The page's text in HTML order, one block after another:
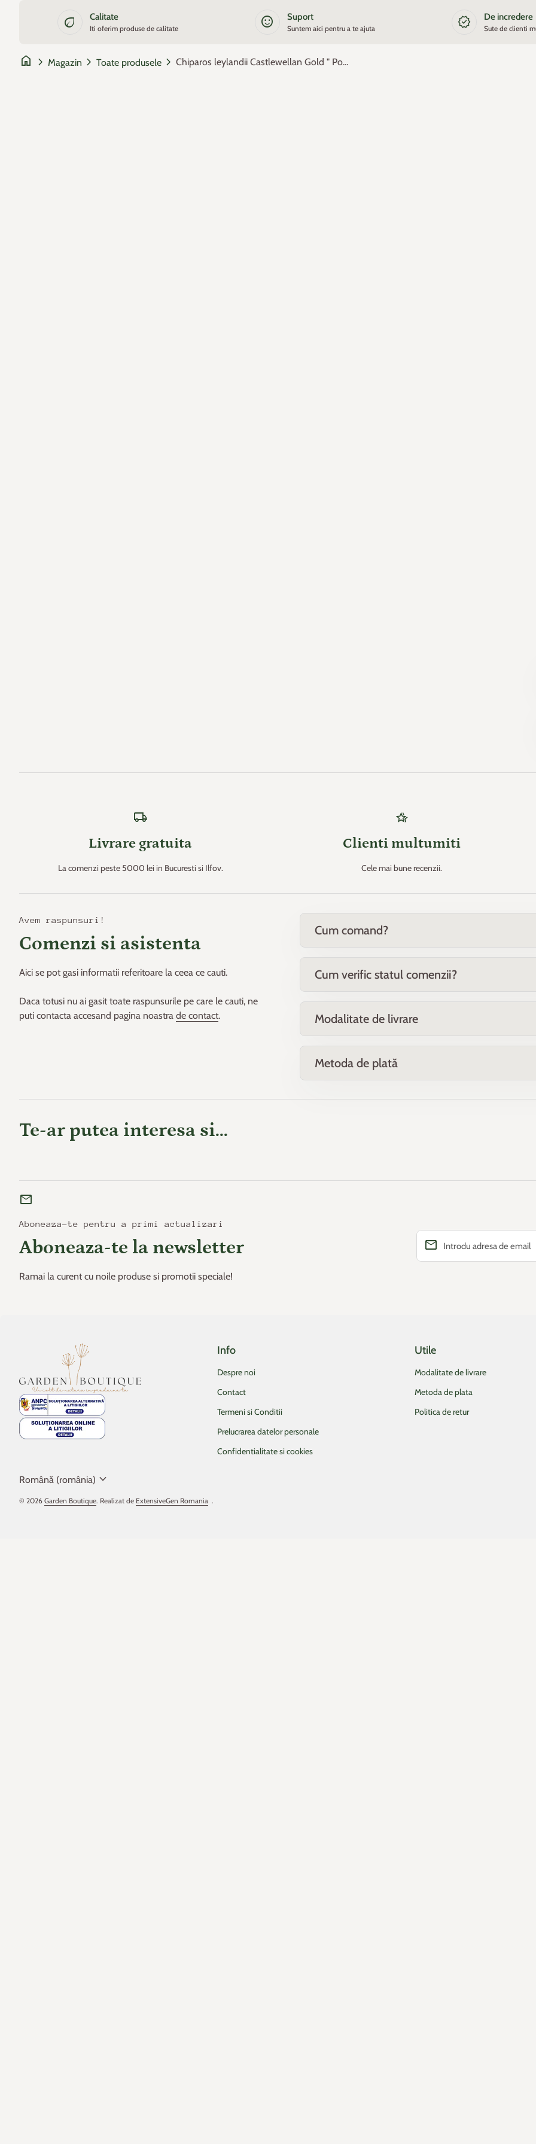
eco Calitate
Iti oferim produse de calitate sentiment_satisfied Suport
Suntem aici pentru a te ajuta new_releases De incredere
Sute de clienti
home chevron_right Magazin chevron_right Toate produsele chevron_right Chiparos leylandii Castlewellan Gold " Pom Poms 1.50 - 1.70 m Cupressocyparis leylandii "Castlewellan Gold "
local_shipping
Livrare gratuita
La comenzi peste 5000 lei in Bucuresti si Ilfov.
hotel_class
Clienti multumiti
Cele mai bune recenzii.
Avem raspunsuri!
Comenzi si asistenta
Aici se pot gasi informatii referitoare la ceea ce cauti.
Daca totusi nu ai gasit toate raspunsurile pe care le cauti, ne
puti contacta accesand pagina noastra de contact.
Cum comand?
Cum verific statul comenzii?
Modalitate de livrare
Metoda de plată
Te-ar putea interesa si...
mail
Aboneaza-te pentru a primi actualizari
Aboneaza-te la newsletter
Ramai la curent cu noile produse si promotii speciale!
Introdu adresa de email
email
Info
Despre noi
Contact
Termeni si Conditii
Prelucrarea datelor personale
Confidentialitate si cookies
Utile
Modalitate de livrare
Metoda de plata
Politica de retur
Română (românia) expand_more
© 2026 Garden Boutique. Realizat de ExtensiveGen Romania(linkul se deschide intr-o fereastra/un tab nou)
.